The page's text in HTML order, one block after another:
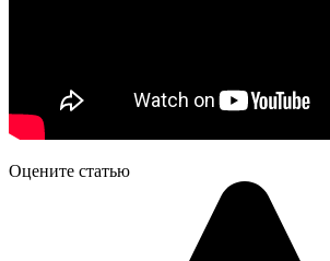
Оцените статью